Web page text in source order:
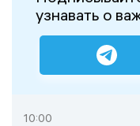
узнавать о
10:00